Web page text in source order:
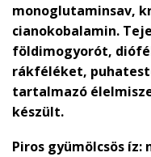
monoglutaminsav,
cianokobalamin.
földimogyorót,
rákféléket,
tartalmazó
készült.
Piros gyümölcsös íz: